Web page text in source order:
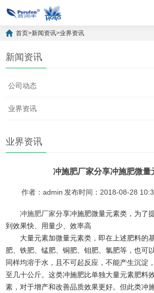
首页>新闻资讯>业界资讯
新闻资讯
公司动态
业界资讯
业界资讯
冲施肥厂家分享冲施肥微量
作者：admin 发布时间：2018-08-28
冲施肥厂家分享冲施肥微量元素类，为了
到效果快、用量少、效率高
大量元素加微量元素类，即在上述肥料的
肥、铁肥、锰肥、铜肥、钼肥、氯肥等，也可
同样均溶于水，且不可起反应，不能产生沉淀
至几十公斤。这类冲施肥比单独大量元素肥料
素，对于增产和改善品质效果更好。但此类冲